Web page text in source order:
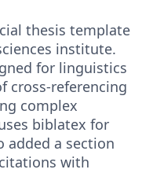
thesis template
institute.
for linguistics
cross-referencing
complex
biblatex for
added a section
with